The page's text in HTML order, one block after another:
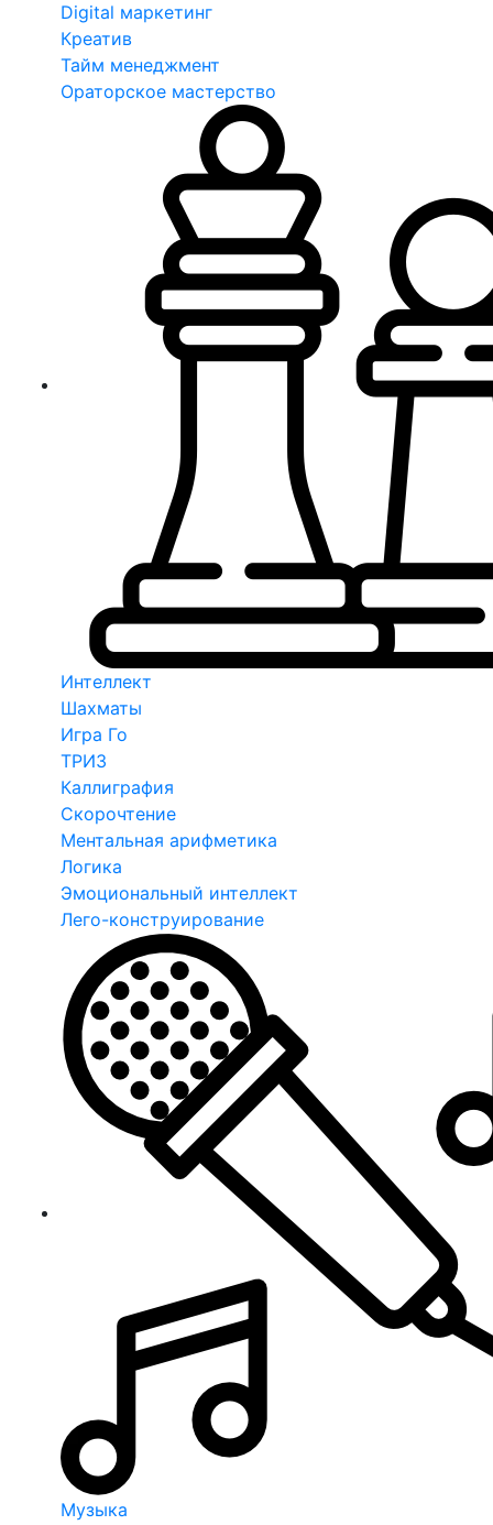
Digital маркетинг
Креатив
Тайм менеджмент
Ораторское мастерство
Интеллект
Шахматы
Игра Го
ТРИЗ
Каллиграфия
Скорочтение
Ментальная арифметика
Логика
Эмоциональный интеллект
Лего-конструирование
Музыка